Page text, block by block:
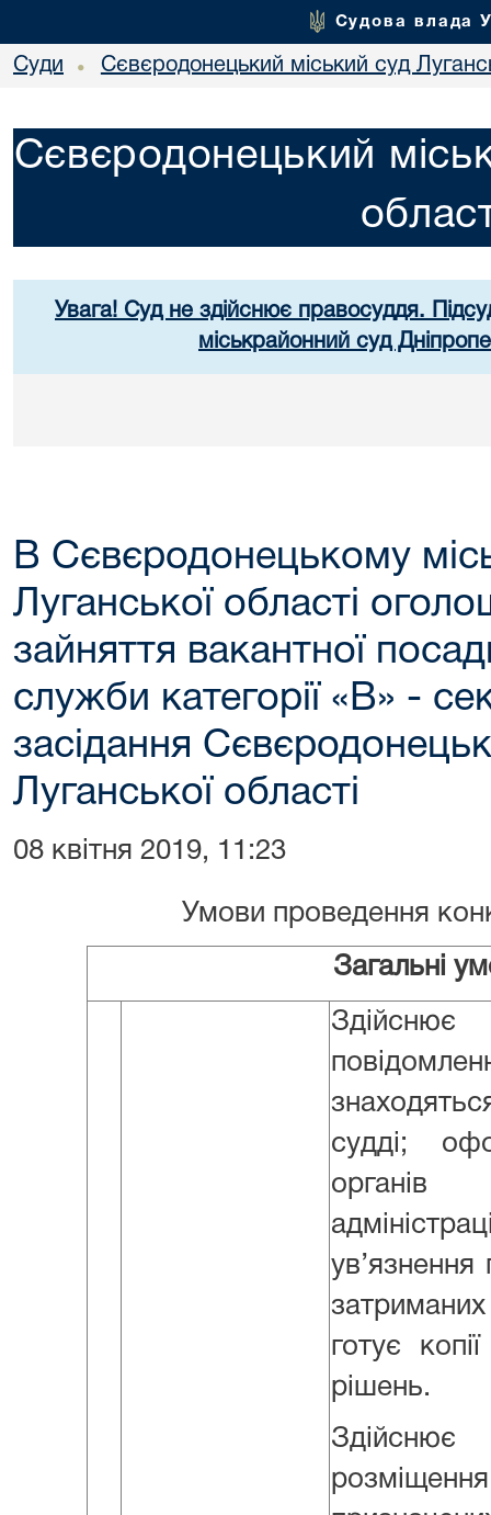
Судова влада
Суди • Сєвєродонецький міський суд
Сєвєродонецький
Увага! Суд не здійснює правосуддя.
міськрайонний суд
В Сєвєродонецькому
Луганської області
зайняття вакантної
служби категорії «В» -
засідання
Луганської області
08 квітня 2019, 11:23
Умови проведення
Загальні
Здійснює
судді;
органів
готує
рішень.